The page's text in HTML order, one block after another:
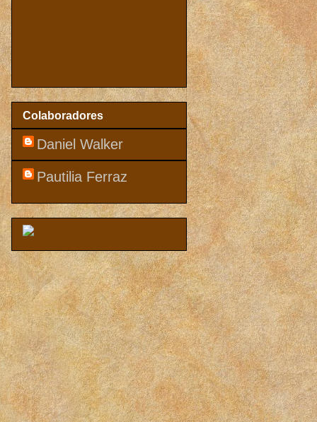
Colaboradores
Daniel Walker
Pautilia Ferraz